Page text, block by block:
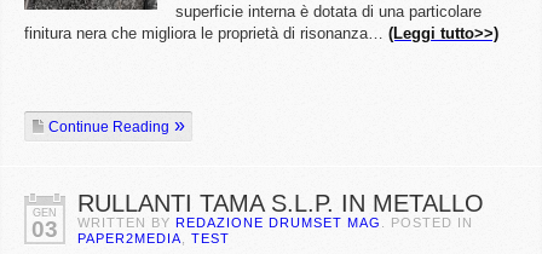
superficie interna è dotata di una particolare
finitura nera che migliora le proprietà di risonanza… (Leggi tutto>>)
Continue Reading
GEN
03
RULLANTI TAMA S.L.P. IN METALLO
WRITTEN BY REDAZIONE DRUMSET MAG
. POSTED IN
PAPER2MEDIA
TEST